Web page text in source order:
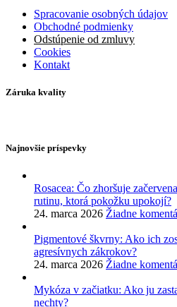
Spracovanie osobných údajov
Obchodné podmienky
Odstúpenie od zmluvy
Cookies
Kontakt
Záruka kvality
Najnovšie príspevky
Rosacea: Čo zhoršuje
rutinu, ktorá pokožku upokojí?
24. marca 2026 Žiadne
Pigmentové škvrny: Ako ich
agresívnych zákrokov?
24. marca 2026 Žiadne
Mykóza v začiatku: Ako ju
nechty?